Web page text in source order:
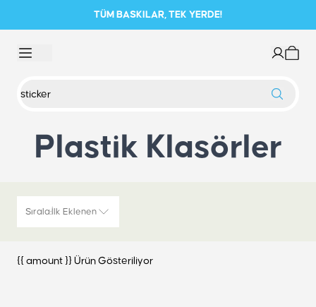
TÜM BASKILAR, TEK YERDE!
Plastik Klasörler
Sırala: İlk Eklenen
{{ amount }} Ürün Gösteriliyor